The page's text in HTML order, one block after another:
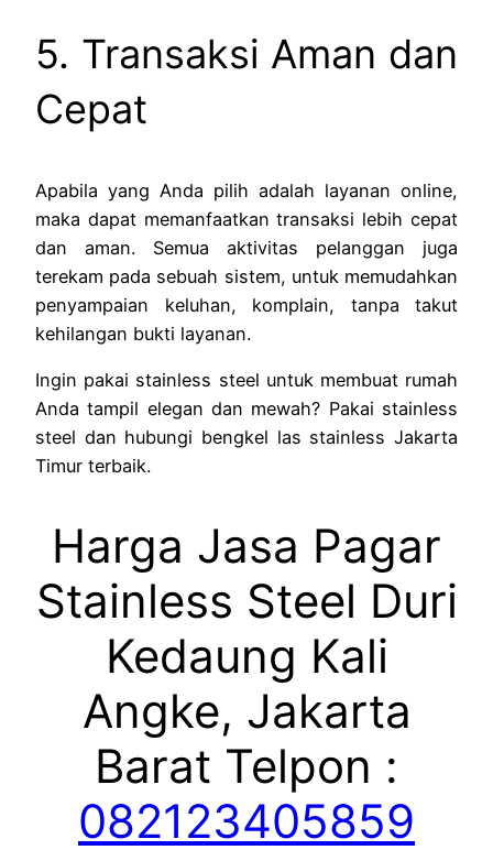
5. Transaksi Aman dan
Cepat
Apabila yang Anda pilih adalah layanan online,
maka dapat memanfaatkan transaksi lebih cepat
dan aman. Semua aktivitas pelanggan juga
terekam pada sebuah sistem, untuk memudahkan
penyampaian keluhan, komplain, tanpa takut
kehilangan bukti layanan.
Ingin pakai stainless steel untuk membuat rumah
Anda tampil elegan dan mewah? Pakai stainless
steel dan hubungi bengkel las stainless Jakarta
Timur terbaik.
Harga Jasa Pagar
Stainless Steel Duri
Kedaung Kali
Angke, Jakarta
Barat Telpon :
082123405859